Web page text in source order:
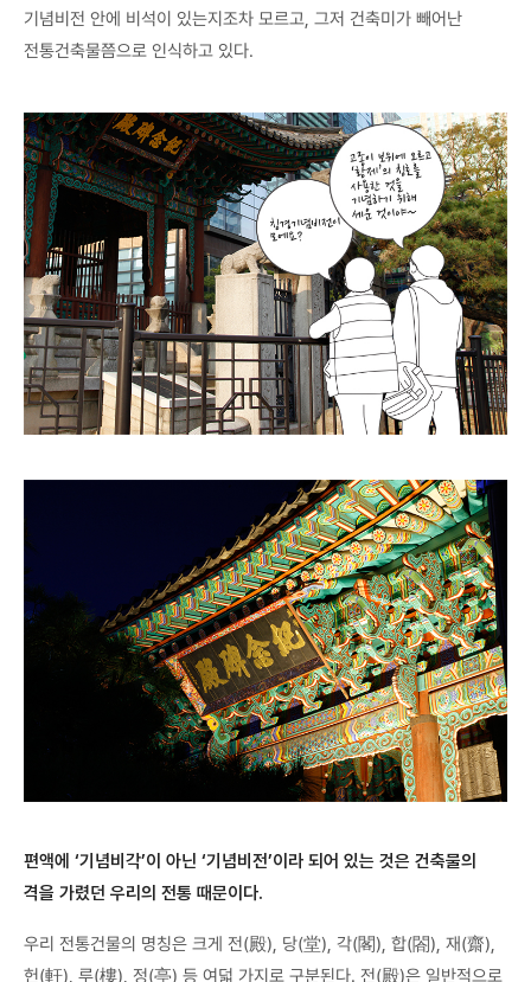
기념비전 안에 비석이 있는지조차 모르고, 그저 건축미가 빼어난
전통건축물쯤으로 인식하고 있다.
편액에 ‘기념비각’이 아닌 ‘기념비전’이라 되어 있는 것은 건축물의
격을 가렸던 우리의 전통 때문이다.
우리 전통건물의 명칭은 크게 전(殿), 당(堂), 각(閣), 합(閤), 재(齋),
헌(軒), 루(樓), 정(亭) 등 여덟 가지로 구분된다. 전(殿)은 일반적으로